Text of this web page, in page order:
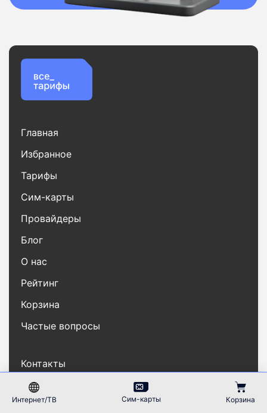
Интернет/ТВ Сим-карты Корзина
Главная
Избранное
Тарифы
Сим-карты
Провайдеры
Блог
О нас
Рейтинг
Корзина
Частые вопросы
Контакты
Карта сайта